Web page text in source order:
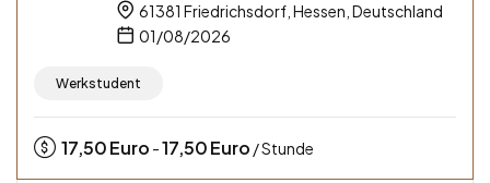
61381 Friedrichsdorf, Hessen, Deutschland
01/08/2026
Werkstudent
17,50Euro -17,50Euro / Stunde